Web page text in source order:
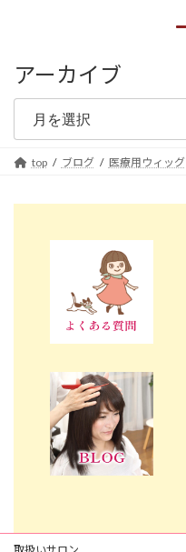
アーカイブ
top ブログ 医療用ウィッグ